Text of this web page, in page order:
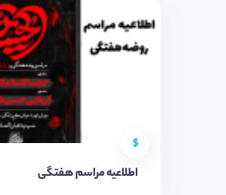
$
اطلاعیه مراسم هفتگی